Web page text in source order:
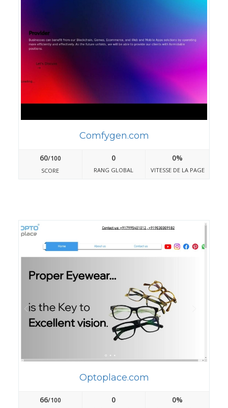
Comfygen.com
60/100
SCORE
0
RANG GLOBAL
0%
VITESSE DE LA PAGE
Optoplace.com
66/100 0 0%